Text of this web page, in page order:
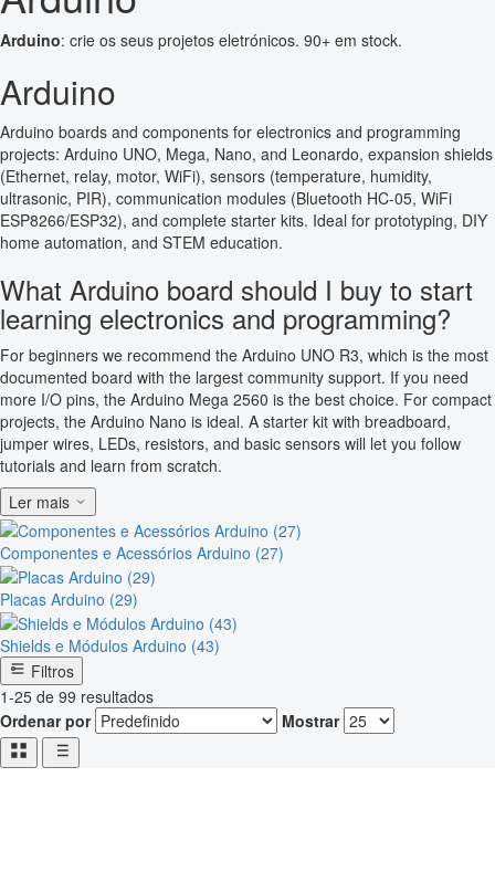
Arduino: crie os seus projetos eletrónicos. 90+ em stock.
Arduino
Arduino boards and components for electronics and programming
projects: Arduino UNO, Mega, Nano, and Leonardo, expansion shields
(Ethernet, relay, motor, WiFi), sensors (temperature, humidity,
ultrasonic, PIR), communication modules (Bluetooth HC-05, WiFi
ESP8266/ESP32), and complete starter kits. Ideal for prototyping, DIY
home automation, and STEM education.
What Arduino board should I buy to start
learning electronics and programming?
For beginners we recommend the Arduino UNO R3, which is the most
documented board with the largest community support. If you need
more I/O pins, the Arduino Mega 2560 is the best choice. For compact
projects, the Arduino Nano is ideal. A starter kit with breadboard,
jumper wires, LEDs, resistors, and basic sensors will let you follow
tutorials and learn from scratch.
Ler mais
Componentes e Acessórios Arduino (27)
Placas Arduino (29)
Shields e Módulos Arduino (43)
Filtros
1-25 de 99 resultados
Ordenar por
Mostrar